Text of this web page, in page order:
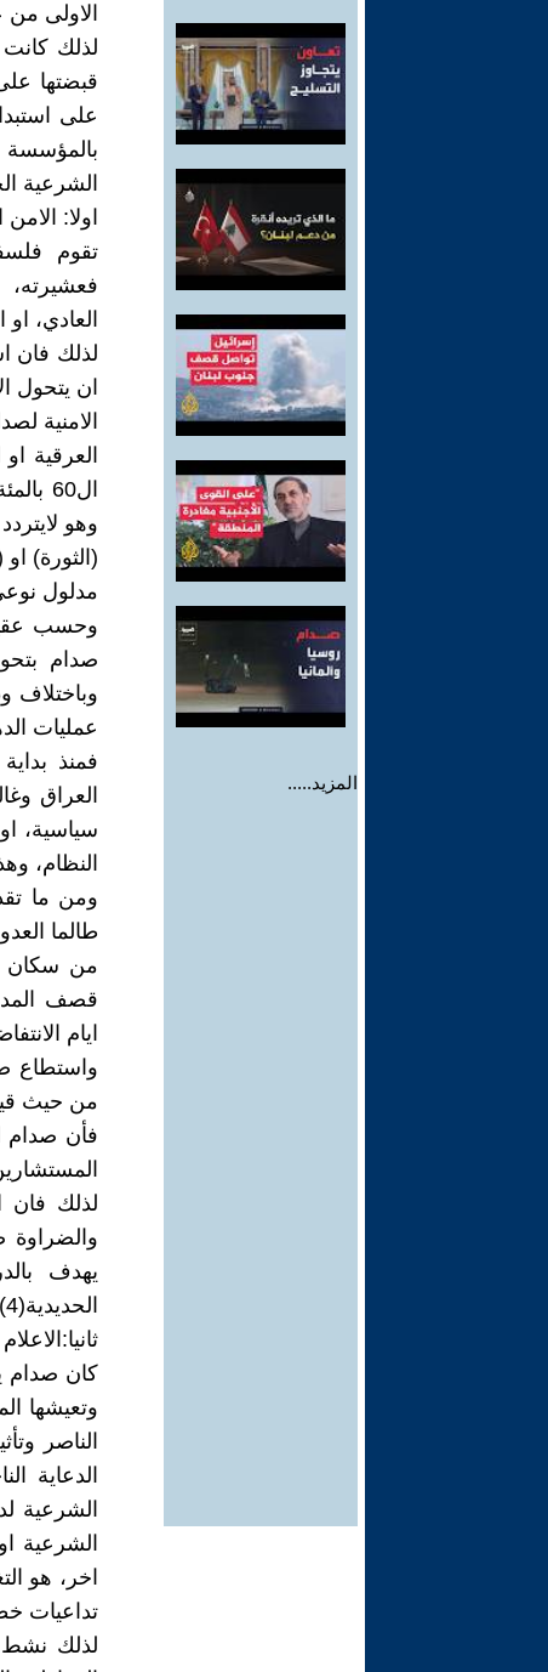
المزيد.....
الاولى
لذلك
قبضتها
على
بالمؤسسة
الشرعية
اولا:
تقوم
العادي،
لذلك فان
ان يتحول
الامنية
العرقية
وهو
(الثورة)
مدلول
وحسب
صدام
وباختلاف
عمليات
فمنذ
العراق
سياسية،
النظام،
ومن ما
من سكان
قصف
ايام
واستطاع
من حيث
فأن صدام
لذلك فان
والضراوة
يهدف
الحديدية(4).
ثانيا:الاعلام
كان صدام
وتعيشها
الناصر
الدعاية
الشرعية
الشرعية
اخر، هو
تداعيات
لذلك نشط